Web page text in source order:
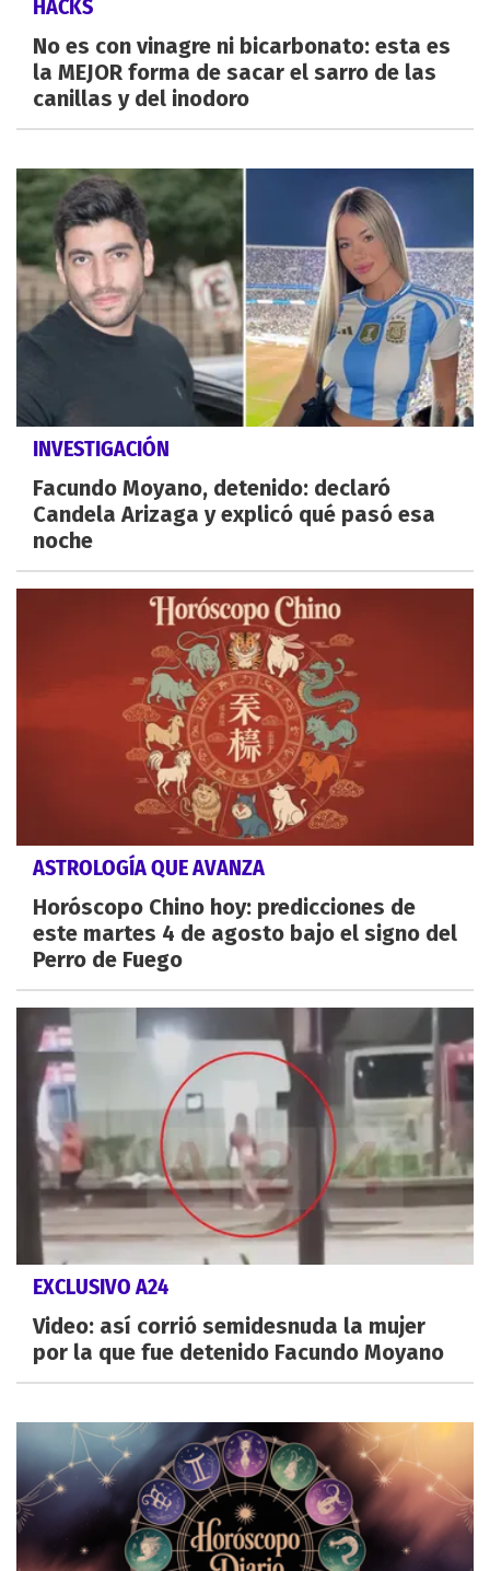
HACKS
No es con vinagre ni bicarbonato: esta es
la MEJOR forma de sacar el sarro de las
canillas y del inodoro
INVESTIGACIÓN
Facundo Moyano, detenido: declaró
Candela Arizaga y explicó qué pasó esa
noche
ASTROLOGÍA QUE AVANZA
Horóscopo Chino hoy: predicciones de
este martes 4 de agosto bajo el signo del
Perro de Fuego
EXCLUSIVO A24
Video: así corrió semidesnuda la mujer
por la que fue detenido Facundo Moyano